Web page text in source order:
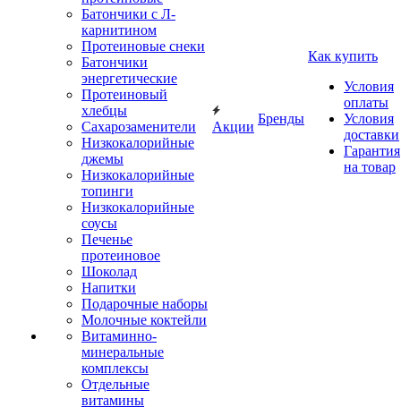
Батончики с Л-
карнитином
Протеиновые снеки
Батончики
энергетические
Протеиновый
хлебцы
Сахарозаменители
Низкокалорийные
джемы
Низкокалорийные
топинги
Низкокалорийные
соусы
Печенье
протеиновое
Шоколад
Напитки
Подарочные наборы
Молочные коктейли
Витаминно-
минеральные
комплексы
Отдельные
витамины
Акции
Бренды
Как купить
Условия
оплаты
Условия
доставки
Гарантия
на товар